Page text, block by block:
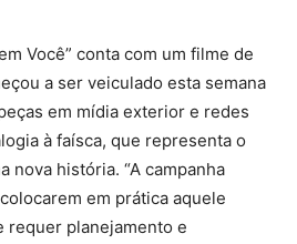
Você” conta com um filme de
a ser veiculado esta semana
em mídia exterior e redes
à faísca, que representa o
nova história. “A campanha
em prática aquele
requer planejamento e